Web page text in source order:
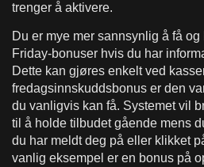
trenger å aktivere.
Du er mye mer sannsynlig å få
Friday-bonuser hvis du har
Dette kan gjøres enkelt ved
fredagsinnskuddsbonus er den
du vanligvis kan få. Systemet vil
til å holde tilbudet gående mens
du har meldt deg på eller klikket
vanlig eksempel er en bonus på